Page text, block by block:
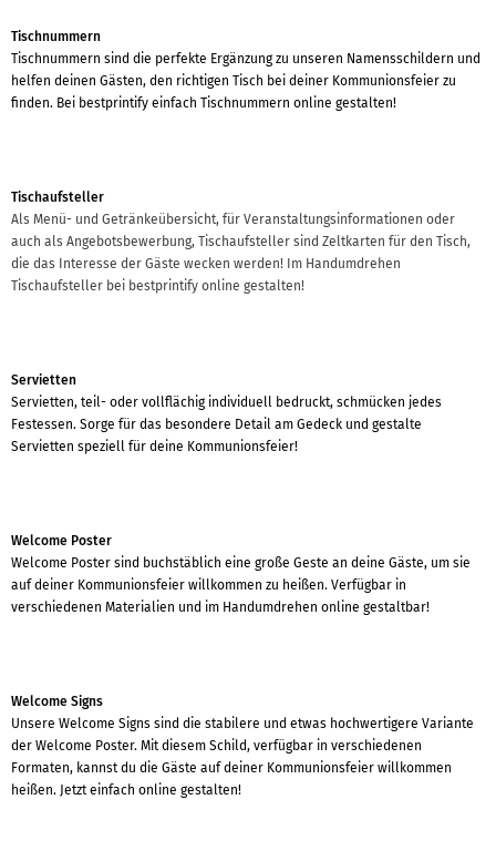
Tischnummern
Tischnummern sind die perfekte Ergänzung zu unseren Namensschildern und
helfen deinen Gästen, den richtigen Tisch bei deiner Kommunionsfeier zu
finden. Bei bestprintify einfach Tischnummern online gestalten!
Tischaufsteller
Als Menü- und Getränkeübersicht, für Veranstaltungsinformationen oder
auch als Angebotsbewerbung, Tischaufsteller sind Zeltkarten für den Tisch,
die das Interesse der Gäste wecken werden! Im Handumdrehen
Tischaufsteller bei bestprintify online gestalten!
Servietten
Servietten, teil- oder vollflächig individuell bedruckt, schmücken jedes
Festessen. Sorge für das besondere Detail am Gedeck und gestalte
Servietten speziell für deine Kommunionsfeier!
Welcome Poster
Welcome Poster sind buchstäblich eine große Geste an deine Gäste, um sie
auf deiner Kommunionsfeier willkommen zu heißen. Verfügbar in
verschiedenen Materialien und im Handumdrehen online gestaltbar!
Welcome Signs
Unsere Welcome Signs sind die stabilere und etwas hochwertigere Variante
der Welcome Poster. Mit diesem Schild, verfügbar in verschiedenen
Formaten, kannst du die Gäste auf deiner Kommunionsfeier willkommen
heißen. Jetzt einfach online gestalten!